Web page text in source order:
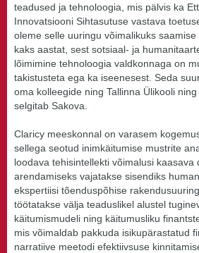
teadused ja tehnoloogia, mis pälvis ka
Innovatsiooni Sihtasutuse vastava
oleme selle uuringu võimalikuks
kaks aastat, sest sotsiaal- ja
lõimimine tehnoloogia valdkonnaga on
takistusteta ega ka iseenesest. Seda
oma kolleegide ning Tallinna Ülikooli
selgitab Sakova.
Claricy meeskonnal on varasem
sellega seotud inimkäitumise mustrite
loodava tehisintellekti võimalusi
arendamiseks vajatakse sisendiks
ekspertiisi tõenduspõhise
töötatakse välja teaduslikel alustel
käitumismudeli ning käitumusliku
mis võimaldab pakkuda isikupärastatud
narratiive meetodi efektiivsuse